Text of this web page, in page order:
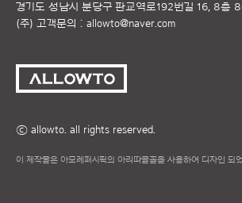
경기도 성남시 분당구 판교역로192번길 16, 8층
(주) 고객문의 : allowto@naver.com
ⓒ allowto. all rights reserved.
이 제작물은 아모레퍼시픽의 아리따글꼴을 사용하여 디자인 되